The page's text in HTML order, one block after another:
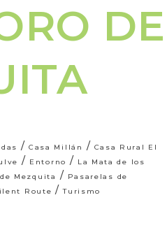
DE
/ Casa Millán / Casa Rural El
/ Entorno / La Mata de los
Mezquita / Pasarelas de
Route / Turismo